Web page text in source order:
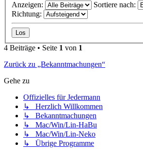
Anzeigen:
Sortiere nach:
Richtung:
4 Beiträge • Seite 1 von 1
Zurück zu „Bekanntmachungen“
Gehe zu
Offizielles für Jedermann
↳ Herzlich Willkommen
↳ Bekanntmachungen
↳ Mac/Win/Lin-HaBu
↳ Mac/Win/Lin-Neko
↳ Übrige Programme